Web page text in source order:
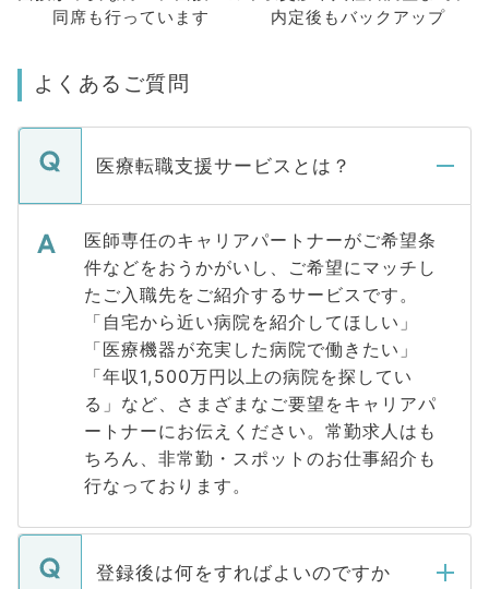
同席も行っています
内定後もバックアップ
よくあるご質問
医療転職支援サービスとは？
医師専任のキャリアパートナーがご希望条
件などをおうかがいし、ご希望にマッチし
たご入職先をご紹介するサービスです。
「自宅から近い病院を紹介してほしい」
「医療機器が充実した病院で働きたい」
「年収1,500万円以上の病院を探してい
る」など、さまざまなご要望をキャリアパ
ートナーにお伝えください。常勤求人はも
ちろん、非常勤・スポットのお仕事紹介も
行なっております。
登録後は何をすればよいのですか